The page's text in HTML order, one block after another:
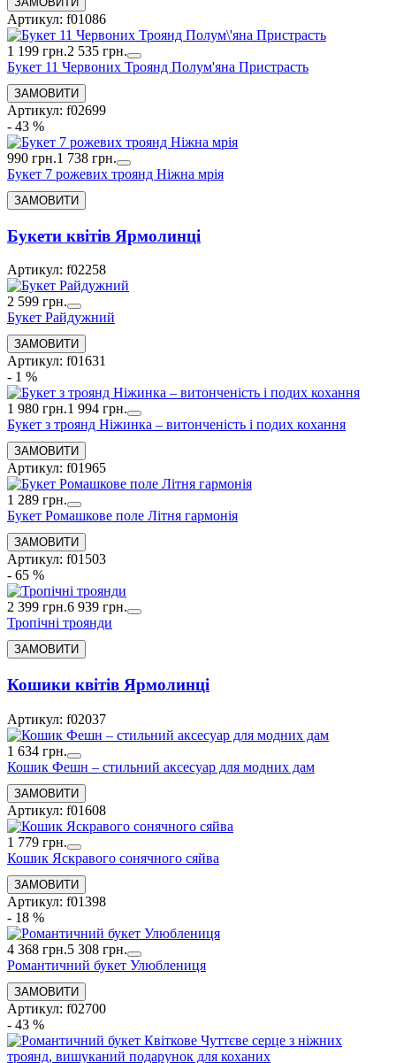
Артикул: f01086
1 199 грн.2 535 грн.
Букет 11 Червоних Троянд Полум'яна Пристрасть
Артикул: f02699
- 43 %
990 грн.1 738 грн.
Букет 7 рожевих троянд Ніжна мрія
Букети квiтiв Ярмолинці
Артикул: f02258
2 599 грн.
Букет Райдужний
Артикул: f01631
- 1 %
1 980 грн.1 994 грн.
Букет з троянд Ніжинка – витонченість і подих кохання
Артикул: f01965
1 289 грн.
Букет Ромашкове поле Літня гармонія
Артикул: f01503
- 65 %
2 399 грн.6 939 грн.
Тропічні троянди
Кошики квітів Ярмолинці
Артикул: f02037
1 634 грн.
Кошик Фешн – стильний аксесуар для модних дам
Артикул: f01608
1 779 грн.
Кошик Яскравого сонячного сяйва
Артикул: f01398
- 18 %
4 368 грн.5 308 грн.
Романтичний букет Улюблениця
Артикул: f02700
- 43 %